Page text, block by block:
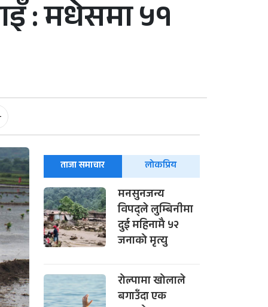
: मधेसमा ५१
ताजा समाचार लोकप्रिय
मनसुनजन्य
विपद्ले लुम्बिनीमा
दुई महिनामै ५२
जनाको मृत्यु
रोल्पामा खोलाले
बगाउँदा एक